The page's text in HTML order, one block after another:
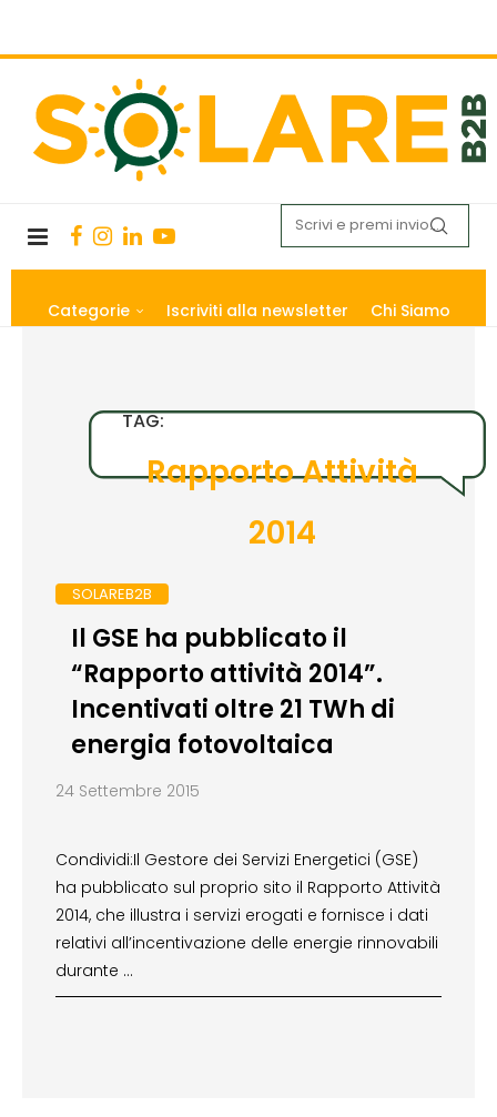
Categorie Iscriviti alla newsletter Chi Siamo
TAG:
Rapporto Attività
2014
SOLAREB2B
Il GSE ha pubblicato il
“Rapporto attività 2014”.
Incentivati oltre 21 TWh di
energia fotovoltaica
24 Settembre 2015
Condividi:Il Gestore dei Servizi Energetici (GSE)
ha pubblicato sul proprio sito il Rapporto Attività
2014, che illustra i servizi erogati e fornisce i dati
relativi all’incentivazione delle energie rinnovabili
durante …